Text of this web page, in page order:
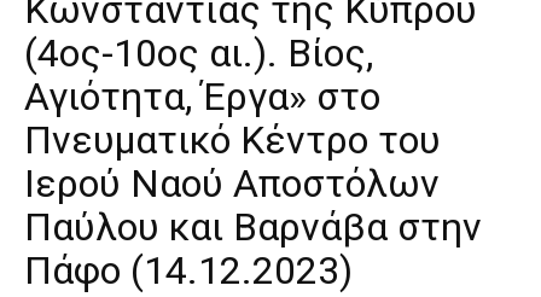
Κωνσταντίας της Κύπρου
(4ος-10ος αι.). Βίος,
Αγιότητα, Έργα» στο
Πνευματικό Κέντρο του
Ιερού Ναού Αποστόλων
Παύλου και Βαρνάβα στην
Πάφο (14.12.2023)